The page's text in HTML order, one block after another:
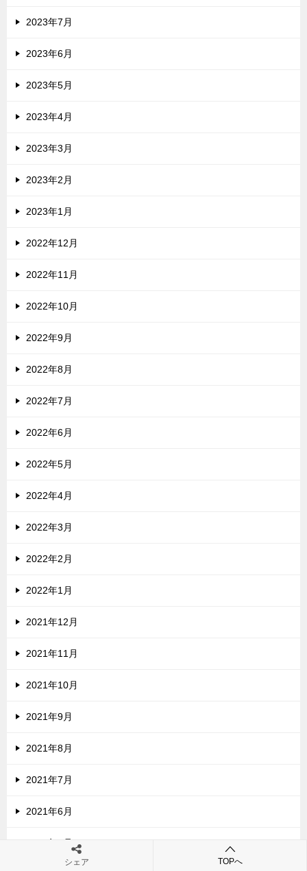
2023年7月
2023年6月
2023年5月
2023年4月
2023年3月
2023年2月
2023年1月
2022年12月
2022年11月
2022年10月
2022年9月
2022年8月
2022年7月
2022年6月
2022年5月
2022年4月
2022年3月
2022年2月
2022年1月
2021年12月
2021年11月
2021年10月
2021年9月
2021年8月
2021年7月
2021年6月
2021年5月
シェア TOPへ